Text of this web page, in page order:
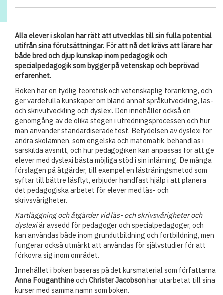
Alla elever i skolan har rätt att utvecklas till sin fulla potential
utifrån sina förutsättningar. För att nå det krävs att lärare har
både bred och djup kunskap inom pedagogik och
specialpedagogik som bygger på vetenskap och beprövad
erfarenhet.
Boken har en tydlig teoretisk och vetenskaplig förankring, och
ger värdefulla kunskaper om bland annat språkutveckling, läs-
och skrivutveckling och dyslexi. Den innehåller också en
genomgång av de olika stegen i utredningsprocessen och hur
man använder standardiserade test. Betydelsen av dyslexi för
andra skolämnen, som engelska och matematik, behandlas i
särskilda avsnitt, och hur pedagogiken kan anpassas för att ge
elever med dyslexi bästa möjliga stöd i sin inlärning. De många
förslagen på åtgärder, till exempel en lästräningsmetod som
syftar till bättre läsflyt, erbjuder handfast hjälp i att planera
det pedagogiska arbetet för elever med läs- och
skrivsvårigheter.
Kartläggning och åtgärder vid läs- och skrivsvårigheter och
dyslexiär avsedd för pedagoger och specialpedagoger, och
kan användas både inom grundutbildning och fortbildning, men
fungerar också utmärkt att användas för självstudier för att
förkovra sig inom området.
Innehållet i boken baseras på det kursmaterial som författarna
Anna Fouganthineoch Christer Jacobsonhar utarbetat till sina
kurser med samma namn som boken.